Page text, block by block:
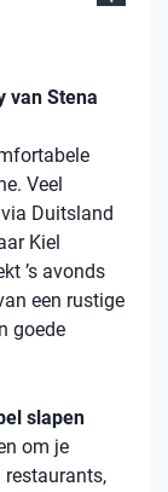
van Stena
Veel
Duitsland
Kiel
’s avonds
een rustige
goede
slapen
om je